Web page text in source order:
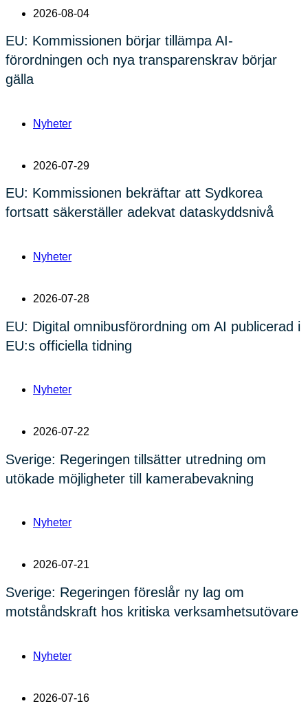
2026-08-04
EU: Kommissionen börjar tillämpa AI-
förordningen och nya transparenskrav börjar
gälla
Nyheter
2026-07-29
EU: Kommissionen bekräftar att Sydkorea
fortsatt säkerställer adekvat dataskyddsnivå
Nyheter
2026-07-28
EU: Digital omnibusförordning om AI publicerad i
EU:s officiella tidning
Nyheter
2026-07-22
Sverige: Regeringen tillsätter utredning om
utökade möjligheter till kamerabevakning
Nyheter
2026-07-21
Sverige: Regeringen föreslår ny lag om
motståndskraft hos kritiska verksamhetsutövare
Nyheter
2026-07-16